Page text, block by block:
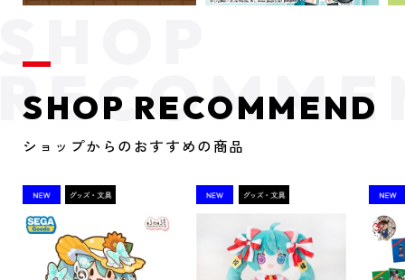
SHOP RECOMMEND
ショップからのおすすめの商品